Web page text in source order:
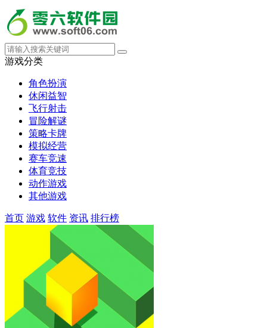
游戏分类
角色扮演
休闲益智
飞行射击
冒险解谜
策略卡牌
模拟经营
赛车竞速
体育竞技
动作游戏
其他游戏
首页 游戏 软件 资讯 排行榜